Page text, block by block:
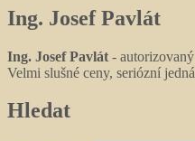
Ing. Josef Pavlát
Ing. Josef Pavlát -
Velmi slušné ceny, seriózní
Hledat